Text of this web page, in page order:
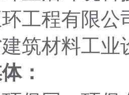
工程有限公
筑材料工
：